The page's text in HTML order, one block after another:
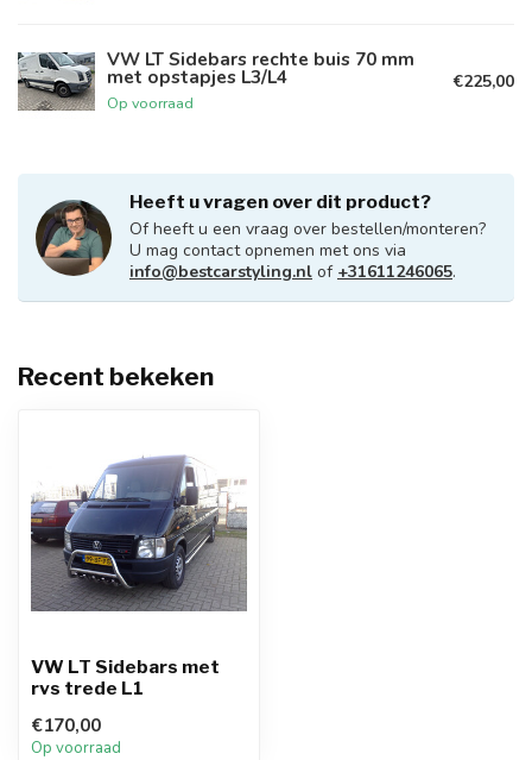
VW LT Sidebars rechte buis 70 mm
met opstapjes L3/L4
Op voorraad
€225,00
Heeft u vragen over dit product?
Of heeft u een vraag over bestellen/monteren?
U mag contact opnemen met ons via
info@bestcarstyling.nl of +31611246065.
Recent bekeken
VW LT Sidebars met
rvs trede L1
€170,00
Op voorraad